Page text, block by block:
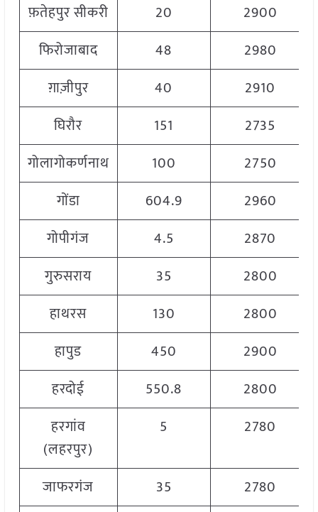
फ़तेहपुर सीकरी
20
2900
फिरोजाबाद
48
2980
ग़ाज़ीपुर
40
2910
घिरौर
151
2735
गोलागोकर्णनाथ
100
2750
गोंडा
604.9
2960
गोपीगंज
4.5
2870
गुरुसराय
35
2800
हाथरस
130
2800
हापुड
450
2900
हरदोई
550.8
2800
हरगांव
(लहरपुर)
5 2780
जाफरगंज 35
2780